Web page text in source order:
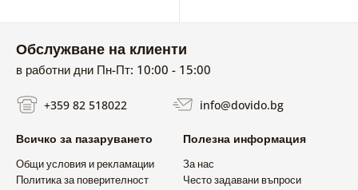
Обслужване на клиенти
в работни дни Пн-Пт: 10:00 - 15:00
+359 82 518022 info@dovido.bg
Всичко за пазаруването
Общи условия и рекламации
Политика за поверителност
Полезна информация
За нас
Често задавани въпроси